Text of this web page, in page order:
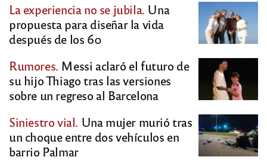
La experiencia no se jubila. Una
propuesta para diseñar la vida
después de los 60
Rumores. Messi aclaró el futuro de
su hijo Thiago tras las versiones
sobre un regreso al Barcelona
Siniestro vial. Una mujer murió tras
un choque entre dos vehículos en
barrio Palmar